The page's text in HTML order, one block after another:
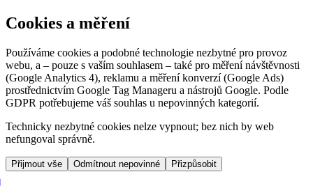
Cookies a měření
Používáme cookies a podobné technologie nezbytné pro provoz
webu, a – pouze s vaším souhlasem – také pro měření návštěvnosti
(Google Analytics 4), reklamu a měření konverzí (Google Ads)
prostřednictvím Google Tag Manageru a nástrojů Google. Podle
GDPR potřebujeme váš souhlas u nepovinných kategorií.
Technicky nezbytné cookies nelze vypnout; bez nich by web
nefungoval správně.
Přijmout vše Odmítnout nepovinné Přizpůsobit